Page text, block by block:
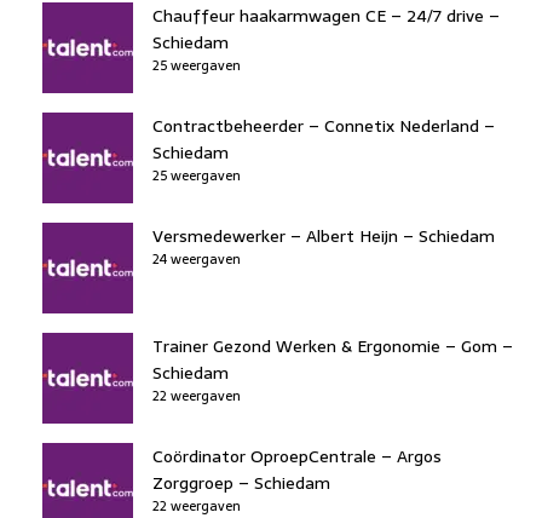
Chauffeur haakarmwagen CE – 24/7 drive –
Schiedam
25 weergaven
Contractbeheerder – Connetix Nederland –
Schiedam
25 weergaven
Versmedewerker – Albert Heijn – Schiedam
24 weergaven
Trainer Gezond Werken & Ergonomie – Gom –
Schiedam
22 weergaven
Coördinator OproepCentrale – Argos
Zorggroep – Schiedam
22 weergaven